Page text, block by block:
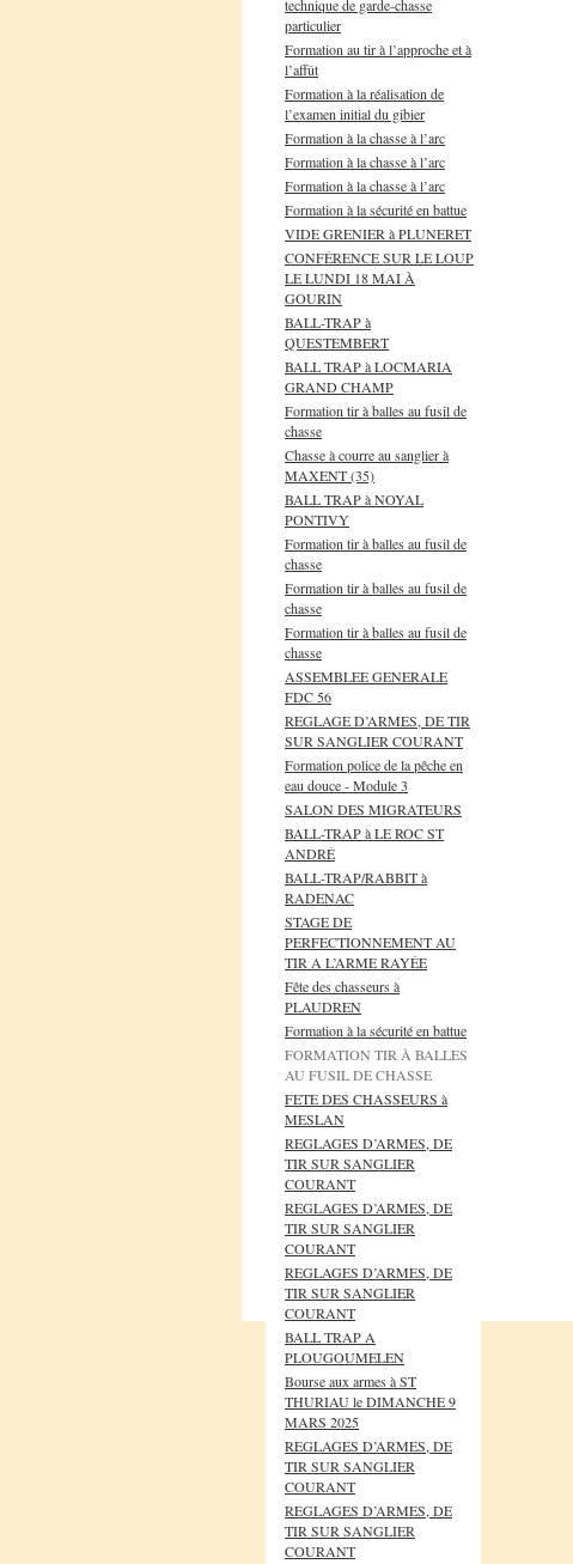
technique de garde-chasse
particulier
Formation au tir à l’approche et à
l’affût
Formation à la réalisation de
l’examen initial du gibier
Formation à la chasse à l’arc
Formation à la chasse à l’arc
Formation à la chasse à l’arc
Formation à la sécurité en battue
VIDE GRENIER à PLUNERET
CONFÉRENCE SUR LE LOUP
LE LUNDI 18 MAI À
GOURIN
BALL-TRAP à
QUESTEMBERT
BALL TRAP à LOCMARIA
GRAND CHAMP
Formation tir à balles au fusil de
chasse
Chasse à courre au sanglier à
MAXENT (35)
BALL TRAP à NOYAL
PONTIVY
Formation tir à balles au fusil de
chasse
Formation tir à balles au fusil de
chasse
Formation tir à balles au fusil de
chasse
ASSEMBLEE GENERALE
FDC 56
REGLAGE D’ARMES, DE TIR
SUR SANGLIER COURANT
Formation police de la pêche en
eau douce - Module 3
SALON DES MIGRATEURS
BALL-TRAP à LE ROC ST
ANDRÉ
BALL-TRAP/RABBIT à
RADENAC
STAGE DE
PERFECTIONNEMENT AU
TIR A L’ARME RAYÉE
Fête des chasseurs à
PLAUDREN
Formation à la sécurité en battue
FORMATION TIR À BALLES
AU FUSIL DE CHASSE
FETE DES CHASSEURS à
MESLAN
REGLAGES D’ARMES, DE
TIR SUR SANGLIER
COURANT
REGLAGES D’ARMES, DE
TIR SUR SANGLIER
COURANT
REGLAGES D’ARMES, DE
TIR SUR SANGLIER
COURANT
BALL TRAP A
PLOUGOUMELEN
Bourse aux armes à ST
THURIAU le DIMANCHE 9
MARS 2025
REGLAGES D’ARMES, DE
TIR SUR SANGLIER
COURANT
REGLAGES D’ARMES, DE
TIR SUR SANGLIER
COURANT